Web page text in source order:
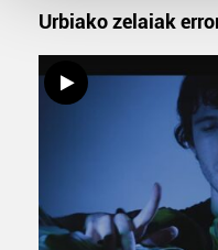
teknologia erabiliz,
pertsonalizatuak
neurtzeko, jendeari
produktuak garatzeko.
erabiltzen dituen hauta
Urbiako zelaiak